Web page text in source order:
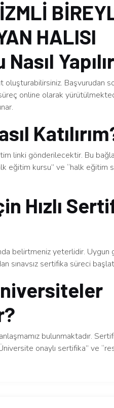
HALISI
oluşturabilirsiniz. Başvurudan
online olarak
linki gönderilecektir. Bu
eğitim kursu” ve “halk eğitim
Hızlı
belirtmeniz yeterlidir. Uygun
sınavsız sertifika süreci
bulunmaktadır.
onaylı sertifika” ve